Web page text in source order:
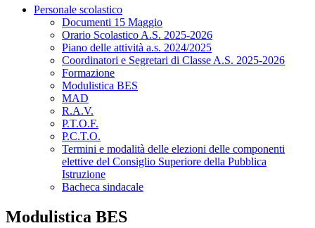
Personale scolastico
Documenti 15 Maggio
Orario Scolastico A.S. 2025-2026
Piano delle attività a.s. 2024/2025
Coordinatori e Segretari di Classe A.S. 2025-2026
Formazione
Modulistica BES
MAD
R.A.V.
P.T.O.F.
P.C.T.O.
Termini e modalità delle elezioni delle componenti
elettive del Consiglio Superiore della Pubblica
Istruzione
Bacheca sindacale
Modulistica BES